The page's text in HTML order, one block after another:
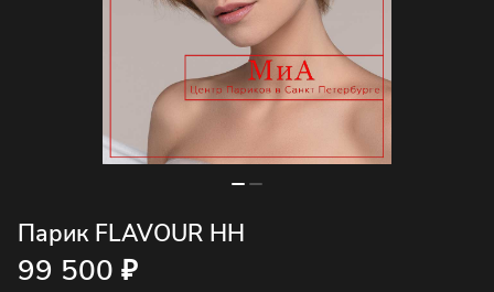
Парик FLAVOUR HH
99 500 ₽